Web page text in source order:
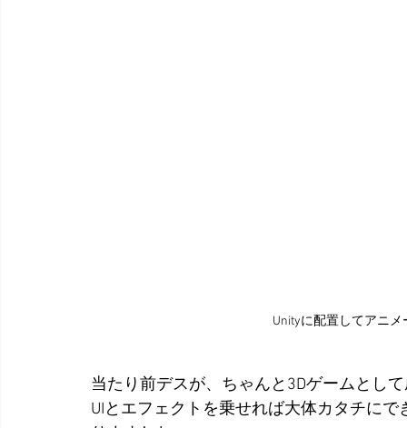
Unityに配置してアニ
当たり前デスが、ちゃんと3Dゲームとし
UIとエフェクトを乗せれば大体カタチに